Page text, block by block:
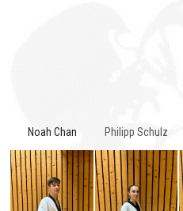
Noah Chan Philipp Schulz